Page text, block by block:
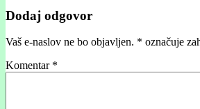
Dodaj odgovor
Vaš e-naslov ne bo objavljen. * označuje
Komentar *